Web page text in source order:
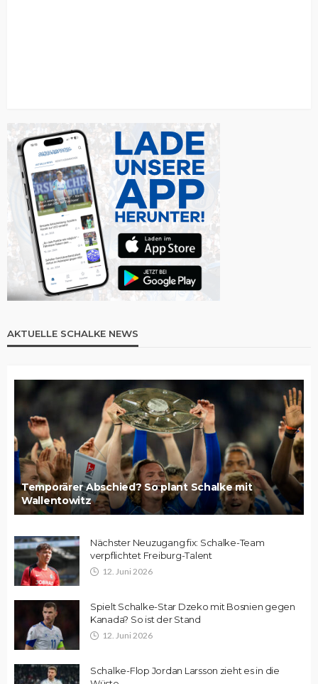
AKTUELLE SCHALKE NEWS
Temporärer Abschied? So plant Schalke mit
Wallentowitz
Nächster Neuzugang fix: Schalke-Team
verpflichtet Freiburg-Talent
12. Juni 2026
Spielt Schalke-Star Dzeko mit Bosnien gegen
Kanada? So ist der Stand
12. Juni 2026
Schalke-Flop Jordan Larsson zieht es in die